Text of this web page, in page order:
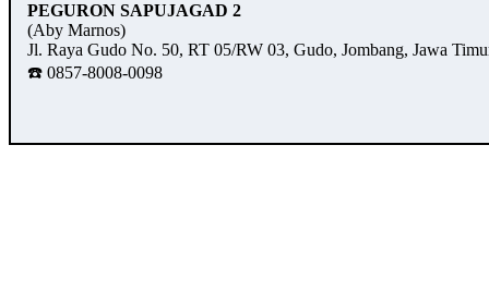
PEGURON SAPUJAGAD 2
(Aby Marnos)
Jl. Raya Gudo No. 50, RT 05/RW 03, Gudo, Jombang, Jawa
☎️ 0857-8008-0098